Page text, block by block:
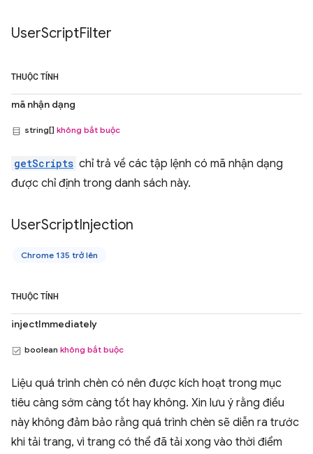
UserScriptFilter
THUỘC TÍNH
mã nhận dạng
string[] không bắt buộc
getScripts chỉ trả về các tập lệnh có mã nhận dạng
được chỉ định trong danh sách này.
UserScriptInjection
Chrome 135 trở lên
THUỘC TÍNH
injectImmediately
boolean không bắt buộc
Liệu quá trình chèn có nên được kích hoạt trong mục
tiêu càng sớm càng tốt hay không. Xin lưu ý rằng điều
này không đảm bảo rằng quá trình chèn sẽ diễn ra trước
khi tải trang, vì trang có thể đã tải xong vào thời điểm